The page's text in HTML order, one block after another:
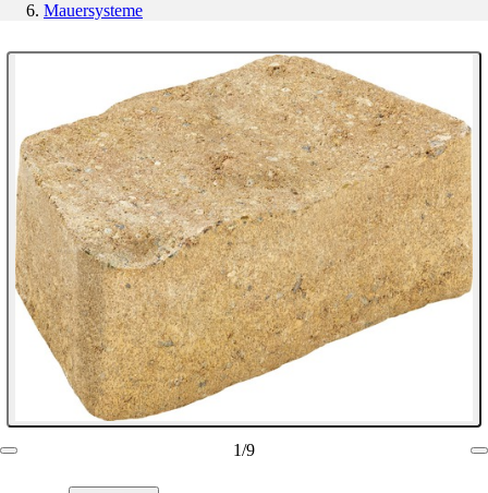
Mauersysteme
1/9